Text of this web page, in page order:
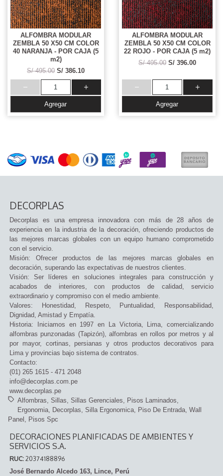
ALFOMBRA MODULAR
ZEMBLA 50 X50 CM COLOR
40 NARANJA - POR CAJA (5
m2)
S/ 495.00 S/ 386.10
Agregar
ALFOMBRA MODULAR
ZEMBLA 50 X50 CM COLOR
22 ROJO - POR CAJA (5 m2)
S/ 495.00 S/ 396.00
Agregar
DECORPLAS
Decorplas es una empresa innovadora con más de 28 años de
experiencia en la industria de la decoración, ofreciendo productos de
las mejores marcas globales con un equipo humano comprometido
con el servicio.
Misión: Ofrecer productos de las mejores marcas globales en
decoración, superando las expectativas de nuestros clientes.
Visión: Ser líderes en soluciones integrales para construcción y
acabados de interiores, con productos de calidad, servicio
extraordinario y compromiso con el medio ambiente.
Valores: Honestidad, Respeto, Puntualidad, Responsabilidad,
Dignidad, Amistad y Empatía.
Historia: Iniciamos en 1997 en La Victoria, Lima, comercializando
alfombras punzonadas (Tapizón), alfombras en rollos por metros y al
por mayor, cortinas, persianas y otros productos decorativos para
Lima y provincias bajo sistema de contratos.
Contacto:
(01) 265 1615 - 471 2048
info@decorplas.com.pe
www.decorplas.pe
Alfombras
Sillas Sillas Gerenciales
Pisos Laminados
Ergonomia Decorplas Silla Ergonomica Piso De Entrada Wall
Panel
Pisos Spc
DECORACIONES PLANIFICADAS DE AMBIENTES Y
SERVICIOS S.A.
RUC:20374188896
José Bernardo Alcedo 163, Lince, Perú